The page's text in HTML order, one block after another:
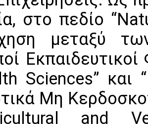
στο πεδίο
μεταξύ
Sciences” και
Μη
and